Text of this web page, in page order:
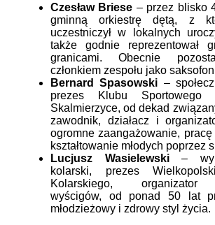
Czesław Briese – przez blisko
gminną orkiestrę dętą, z
uczestniczył w lokalnych
także godnie reprezentował
granicami. Obecnie
członkiem zespołu jako
Bernard Spasowski –
prezes Klubu Sportowego
Skalmierzyce, od dekad
zawodnik, działacz i
ogromne zaangażowanie,
kształtowanie młodych poprzez
Lucjusz Wasielewski–
kolarski, prezes
Kolarskiego, organizator
wyścigów, od ponad 50 lat
młodzieżowy i zdrowy styl życia.